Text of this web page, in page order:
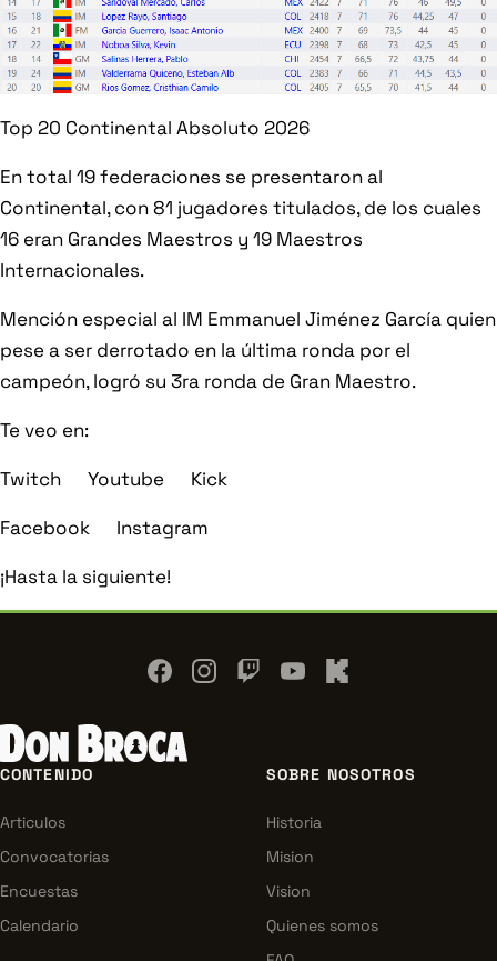
Top 20 Continental Absoluto 2026
En total 19 federaciones se presentaron al
Continental, con 81 jugadores titulados, de los cuales
16 eran Grandes Maestros y 19 Maestros
Internacionales.
Mención especial al IM Emmanuel Jiménez García quien
pese a ser derrotado en la última ronda por el
campeón, logró su 3ra ronda de Gran Maestro.
Te veo en:
Twitch
Youtube
Kick
Facebook
Instagram
¡Hasta la siguiente!
NAVEGACIÓN
PIE
DE
PÁGINA
CONTENIDO
Articulos
Convocatorias
Encuestas
Calendario
SOBRE NOSOTROS
Historia
Mision
Vision
Quienes somos